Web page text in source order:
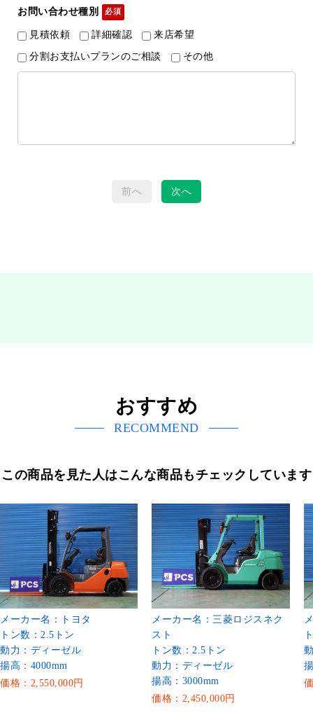
お問い合わせ種別
見積依頼 詳細確認 来店希望
分割お支払いプランのご相談 その他
前へ 次へ
おすすめ
RECOMMEND
この商品を見た人はこんな商品もチェックしています
メーカー名：トヨタ
トン数：2.5トン
動力：ディーゼル
揚高：4000mm
価格：2,550,000円
メーカー名：三菱ロジスネク
スト
トン数：2.5トン
動力：ディーゼル
揚高：3000mm
価格：2,450,000円